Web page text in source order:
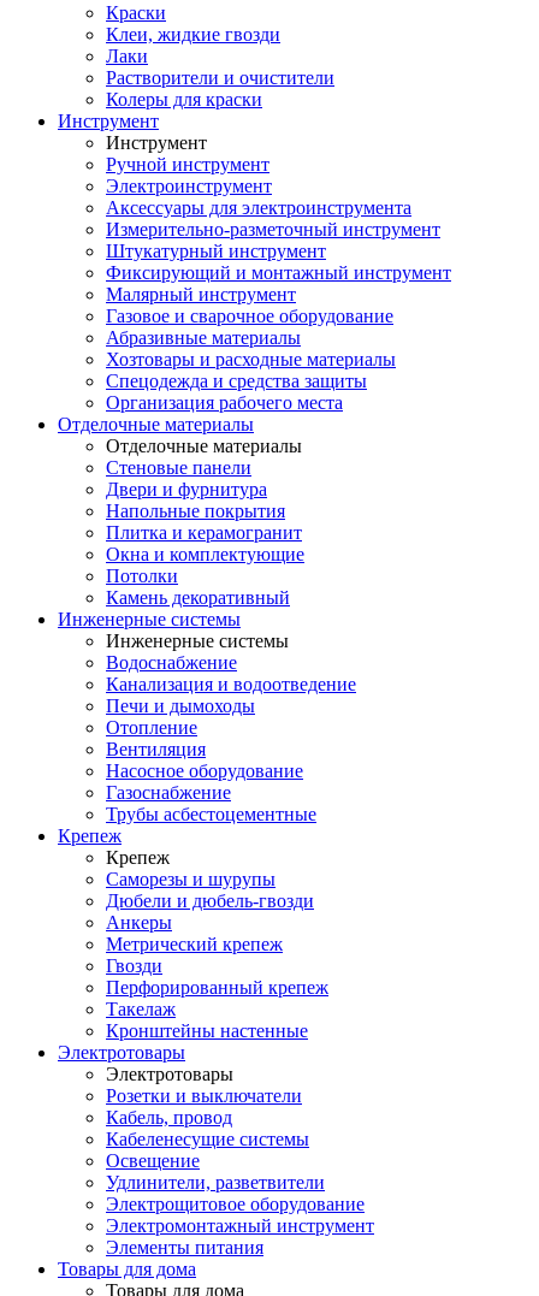
Краски
Клеи, жидкие гвозди
Лаки
Растворители и очистители
Колеры для краски
Инструмент
Инструмент
Ручной инструмент
Электроинструмент
Аксессуары для электроинструмента
Измерительно-разметочный инструмент
Штукатурный инструмент
Фиксирующий и монтажный инструмент
Малярный инструмент
Газовое и сварочное оборудование
Абразивные материалы
Хозтовары и расходные материалы
Спецодежда и средства защиты
Организация рабочего места
Отделочные материалы
Отделочные материалы
Стеновые панели
Двери и фурнитура
Напольные покрытия
Плитка и керамогранит
Окна и комплектующие
Потолки
Камень декоративный
Инженерные системы
Инженерные системы
Водоснабжение
Канализация и водоотведение
Печи и дымоходы
Отопление
Вентиляция
Насосное оборудование
Газоснабжение
Трубы асбестоцементные
Крепеж
Крепеж
Саморезы и шурупы
Дюбели и дюбель-гвозди
Анкеры
Метрический крепеж
Гвозди
Перфорированный крепеж
Такелаж
Кронштейны настенные
Электротовары
Электротовары
Розетки и выключатели
Кабель, провод
Кабеленесущие системы
Освещение
Удлинители, разветвители
Электрощитовое оборудование
Электромонтажный инструмент
Элементы питания
Товары для дома
Товары для дома